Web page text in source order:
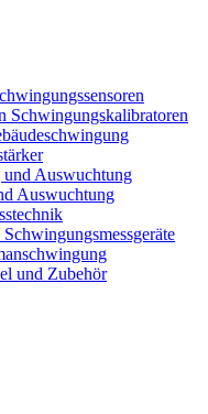
Schwingungs­kalibratoren
Auswuchtung
Schwingungs­messgeräte
und Zubehör